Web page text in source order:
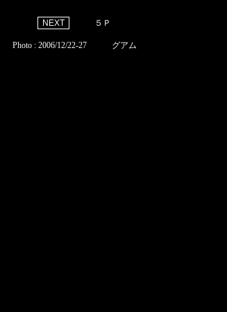
５Ｐ
Photo : 2006/12/22-27 グアム